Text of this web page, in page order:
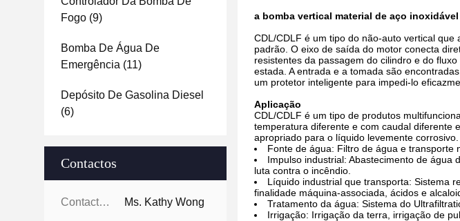
Fogo (9)
Bomba De Água De
Emergência (11)
Depósito De Gasolina Diesel
(6)
Contactos
Contactos: Ms. Kathy Wong
a bomba vertical material de aço
CDL/CDLF é um tipo do não-auto vertical
padrão. O eixo de saída do motor conecta
resistentes da passagem do cilindro e do
estada. A entrada e a tomada são
um protetor inteligente para impedi-lo
Aplicação
CDL/CDLF é um tipo de produtos
temperatura diferente e com caudal diferente
apropriado para o líquido levemente corrosivo.
Fonte de água: Filtro de água e transporte
Impulso industrial: Abastecimento de água
luta contra o incêndio.
Líquido industrial que transporta: Sistema
finalidade máquina-associada, ácidos e
Tratamento da água: Sistema do
Irrigação: Irrigação da terra, irrigação de